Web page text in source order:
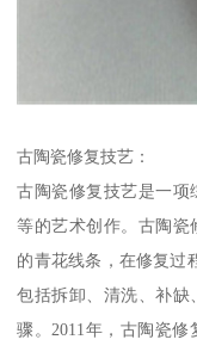
古陶瓷修复技艺：
古陶瓷修复技艺是一项
等的艺术创作。古陶瓷
的青花线条，在修复过
包括拆卸、清洗、补缺
骤。2011年，古陶瓷